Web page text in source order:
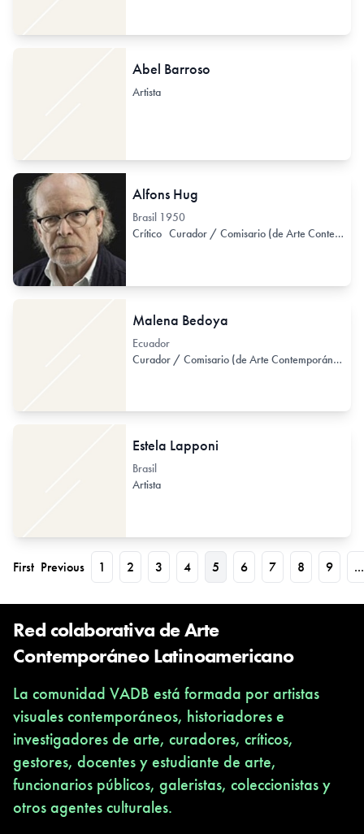
Abel Barroso
Artista
Alfons Hug
Brasil 1950
Crítico Curador / Comisario (de Arte Contemporáneo)
Malena Bedoya
Ecuador
Curador / Comisario (de Arte Contemporáneo)
Estela Lapponi
Brasil
Artista
First Previous 1 2 3 4 5 6 7 8 9 ...
Red colaborativa de Arte
Contemporáneo Latinoamericano
La comunidad VADB está formada por artistas
visuales contemporáneos, historiadores e
investigadores de arte, curadores, críticos,
gestores, docentes y estudiante de arte,
funcionarios públicos, galeristas, coleccionistas y
otros agentes culturales.